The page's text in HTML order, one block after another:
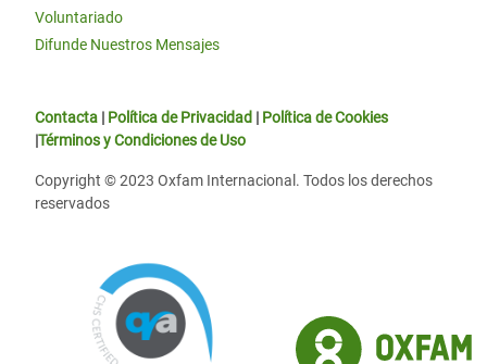
Voluntariado
Difunde Nuestros Mensajes
Contacta | Política de Privacidad | Política de Cookies
|Términos y Condiciones de Uso
Copyright © 2023 Oxfam Internacional. Todos los derechos
reservados